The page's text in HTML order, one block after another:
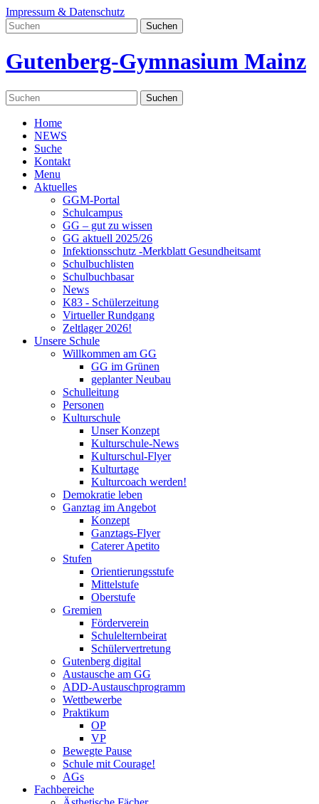
Impressum & Datenschutz
Gutenberg-Gymnasium Mainz
Home
NEWS
Suche
Kontakt
Menu
Aktuelles
GGM-Portal
Schulcampus
GG – gut zu wissen
GG aktuell 2025/26
Infektionsschutz -Merkblatt Gesundheitsamt
Schulbuchlisten
Schulbuchbasar
News
K83 - Schülerzeitung
Virtueller Rundgang
Zeltlager 2026!
Unsere Schule
Willkommen am GG
GG im Grünen
geplanter Neubau
Schulleitung
Personen
Kulturschule
Unser Konzept
Kulturschule-News
Kulturschul-Flyer
Kulturtage
Kulturcoach werden!
Demokratie leben
Ganztag im Angebot
Konzept
Ganztags-Flyer
Caterer Apetito
Stufen
Orientierungsstufe
Mittelstufe
Oberstufe
Gremien
Förderverein
Schulelternbeirat
Schülervertretung
Gutenberg digital
Austausche am GG
ADD-Austauschprogramm
Wettbewerbe
Praktikum
OP
VP
Bewegte Pause
Schule mit Courage!
AGs
Fachbereiche